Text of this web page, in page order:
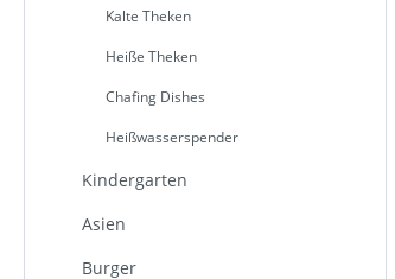
Kalte Theken
Heiße Theken
Chafing Dishes
Heißwasserspender
Kindergarten
Asien
Burger